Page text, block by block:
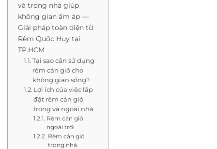
và trong nhà giúp
không gian ấm áp —
Giải pháp toàn diện từ
Rèm Quốc Huy tại
TP.HCM
Tại sao cần sử dụng
rèm cản gió cho
không gian sống?
Lợi ích của việc lắp
đặt rèm cản gió
trong và ngoài nhà
Rèm cản gió
ngoài trời
Rèm cản gió
trong nhà